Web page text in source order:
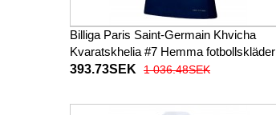
Billiga Paris Saint-Germain Khvicha
Kvaratskhelia #7 Hemma fotbollskläder
Dam 2025-26 Kortärmad
393.73SEK 1 036.48SEK